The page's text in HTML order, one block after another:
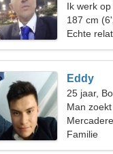
Ik werk
vrouw
187 cm
Echte
Eddy
25 jaar,
Man
Familie